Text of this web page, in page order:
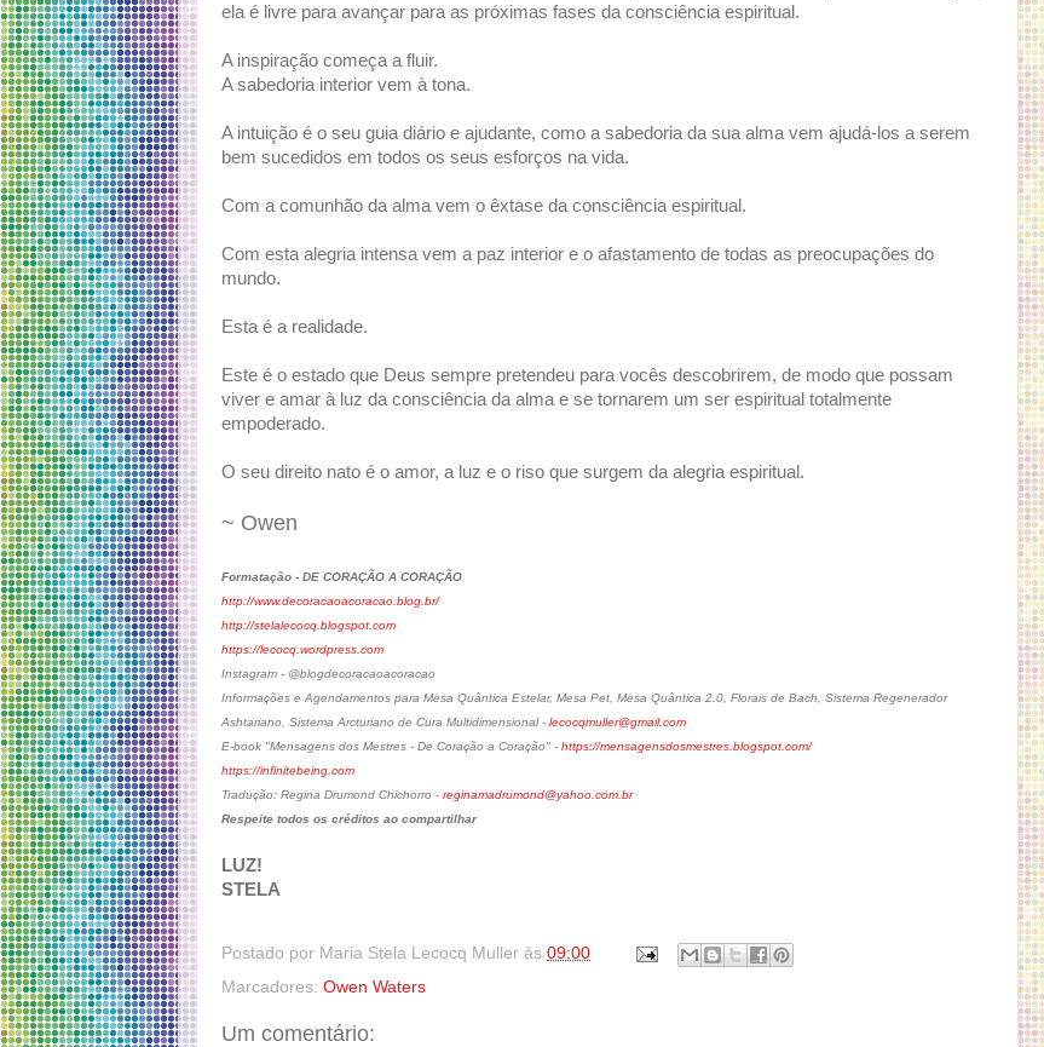
ela é livre para avançar para as próximas fases da consciência espiritual.
A inspiração começa a fluir.
A sabedoria interior vem à tona.
A intuição é o seu guia diário e ajudante, como a sabedoria da sua alma vem ajudá-los a serem
bem sucedidos em todos os seus esforços na vida.
Com a comunhão da alma vem o êxtase da consciência espiritual.
Com esta alegria intensa vem a paz interior e o afastamento de todas as preocupações do
mundo.
Esta é a realidade.
Este é o estado que Deus sempre pretendeu para vocês descobrirem, de modo que possam
viver e amar à luz da consciência da alma e se tornarem um ser espiritual totalmente
empoderado.
O seu direito nato é o amor, a luz e o riso que surgem da alegria espiritual.
~ Owen
Formatação - DE CORAÇÃO A CORAÇÃO
http://www.decoracaoacoracao.blog.br/
http://stelalecocq.blogspot.com
https://lecocq.wordpress.com
Instagram - @blogdecoracaoacoracao
Informações e Agendamentos para Mesa Quântica Estelar, Mesa Pet, Mesa Quântica 2.0, Florais de Bach, Sistema Regenerador
Ashtariano, Sistema Arcturiano de Cura Multidimensional - lecocqmuller@gmail.com
E-book "Mensagens dos Mestres - De Coração a Coração" - https://mensagensdosmestres.blogspot.com/
https://infinitebeing.com
Tradução: Regina Drumond Chichorro - reginamadrumond@yahoo.com.br
Respeite todos os créditos ao compartilhar
LUZ!
STELA
Postado por Maria Stela Lecocq Muller às 09:00
Marcadores: Owen Waters
Um comentário: